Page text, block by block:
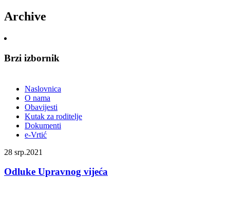
Archive
Brzi izbornik
Naslovnica
O nama
Obavijesti
Kutak za roditelje
Dokumenti
e-Vrtić
28 srp.2021
Odluke Upravnog vijeća